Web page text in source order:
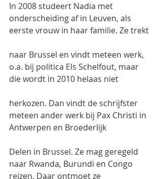
In 2008 studeert Nadia met
onderscheiding af in Leuven, als
eerste vrouw in haar familie. Ze trekt
naar Brussel en vindt meteen werk,
o.a. bij politica Els Schelfout, maar
die wordt in 2010 helaas niet
herkozen. Dan vindt de schrijfster
meteen ander werk bij Pax Christi in
Antwerpen en Broederlijk
Delen in Brussel. Ze mag geregeld
naar Rwanda, Burundi en Congo
reizen. Daar ontmoet ze